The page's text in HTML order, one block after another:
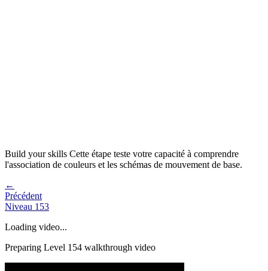
Build your skills Cette étape teste votre capacité à comprendre
l'association de couleurs et les schémas de mouvement de base.
←
Précédent
Niveau 153
Loading video...
Preparing Level 154 walkthrough video